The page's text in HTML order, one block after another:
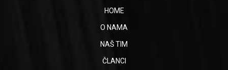
HOME
O NAMA
NAŠ TIM
ČLANCI